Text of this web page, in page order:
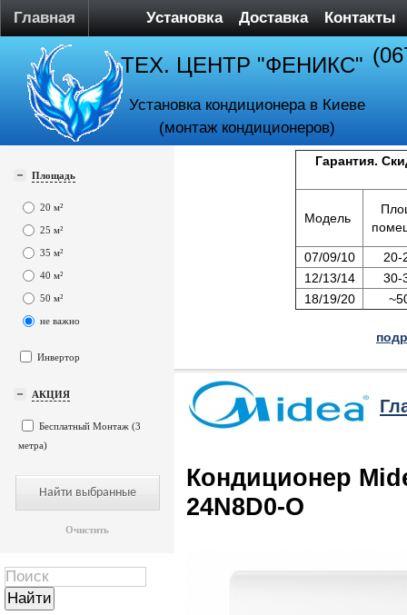
Главная Установка Доставка Контакты
ТЕХ. ЦЕНТР "ФЕНИКС"
Установка кондиционера в Киеве
(монтаж кондиционеров)
Площадь
20 м²
25 м²
35 м²
40 м²
50 м²
не важно
Инвертор
АКЦИЯ
Бесплатный Монтаж (3
метра)
Очистить
Гарантия.
Модель
07/09/10
20-
12/13/14
30-
18/19/20
Кондиционер
24N8D0-O